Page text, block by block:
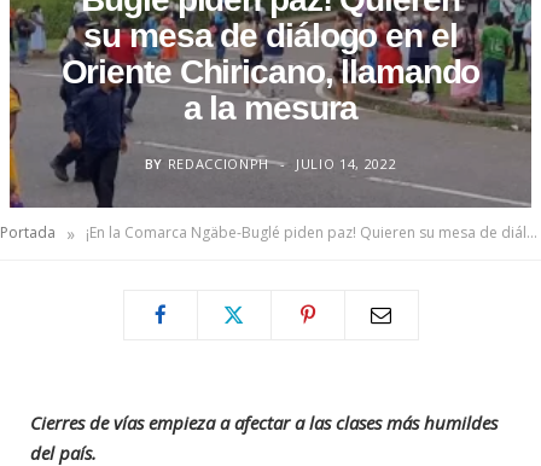
su mesa de diálogo en el
Oriente Chiricano, llamando
a la mesura
BY REDACCIONPH JULIO 14, 2022
Portada » ¡En la Comarca Ngäbe-Buglé piden paz! Quieren su mesa de diálogo en el Oriente Chiricano, llamando a la mesura
Cierres de vías empieza a afectar a las clases más humildes
del país.